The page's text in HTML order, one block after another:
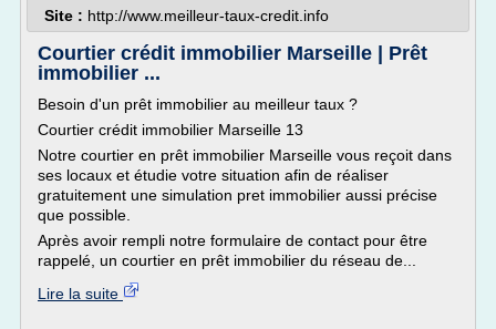
Site : http://www.meilleur-taux-credit.info
Courtier crédit immobilier Marseille | Prêt
immobilier ...
Besoin d'un prêt immobilier au meilleur taux ?
Courtier crédit immobilier Marseille 13
Notre courtier en prêt immobilier Marseille vous reçoit dans
ses locaux et étudie votre situation afin de réaliser
gratuitement une simulation pret immobilier aussi précise
que possible.
Après avoir rempli notre formulaire de contact pour être
rappelé, un courtier en prêt immobilier du réseau de...
Lire la suite